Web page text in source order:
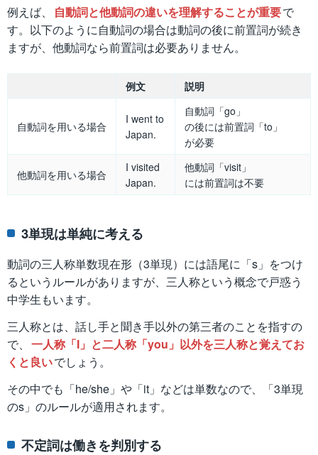
例えば、
自動詞と他動詞の違いを理解することが重要で
す。以下のように自動詞の場合は動詞の後に前置詞が続き
ますが、他動詞なら前置詞は必要ありません。
例文 説明
自動詞を用いる場合
I went to
Japan.
自動詞「go」
の後には前置詞「to」
が必要
他動詞を用いる場合
I visited
Japan.
他動詞「visit」
には前置詞は不要
3単現は単純に考える
動詞の三人称単数現在形（3単現）には語尾に「s」をつけ
るというルールがありますが、三人称という概念で戸惑う
中学生もいます。
三人称とは、話し手と聞き手以外の第三者のことを指すの
で、 一人称「I」と二人称「you」以外を三人称と覚えてお
くと良いでしょう。
その中でも「he/she」や「it」などは単数なので、「3単現
のs」のルールが適用されます。
不定詞は働きを判別する